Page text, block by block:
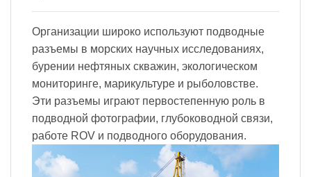
Организации широко используют подводные
разъемы в морских научных исследованиях,
бурении нефтяных скважин, экологическом
мониторинге, марикультуре и рыболовстве.
Эти разъемы играют первостепенную роль в
подводной фотографии, глубоководной связи,
работе ROV и подводного оборудования.